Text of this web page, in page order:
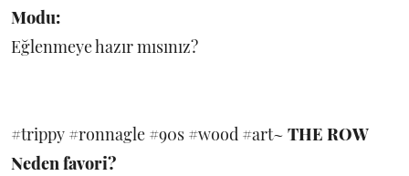
Modu:
Eğlenmeye hazır mısınız?
#trippy #ronnagle #90s #wood #art~ THE ROW
Neden favori?